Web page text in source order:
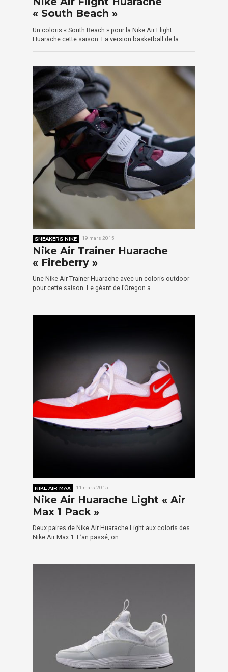
« South Beach »
Un coloris « South Beach » pour la Nike Air Flight
Huarache cette saison. La version basketball de la…
SNEAKERS NIKE 19 mars 2015
Nike Air Trainer Huarache
« Fireberry »
Une Nike Air Trainer Huarache avec un coloris outdoor
pour cette saison. Le géant de l’Oregon a…
NIKE AIR MAX 11 mars 2015
Nike Air Huarache Light « Air
Max 1 Pack »
Deux paires de Nike Air Huarache Light aux coloris des
Nike Air Max 1. L’an passé, on…